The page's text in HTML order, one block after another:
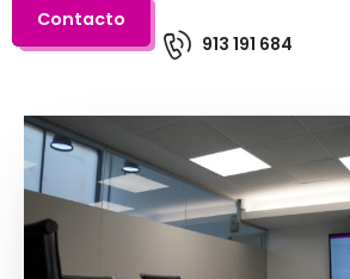
Contacto
913 191 684